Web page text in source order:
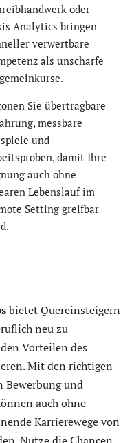
oder
Analytics bringen
verwertbare
als unscharfe
Sie übertragbare
messbare
und
damit Ihre
auch ohne
Lebenslauf im
Setting greifbar
bietet Quereinsteigern
neu zu
Vorteilen des
Mit den richtigen
Bewerbung und
auch ohne
Karrierewege von